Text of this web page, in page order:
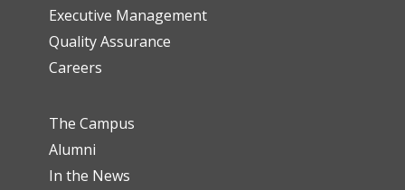
Executive Management
Quality Assurance
Careers
The Campus
Alumni
In the News